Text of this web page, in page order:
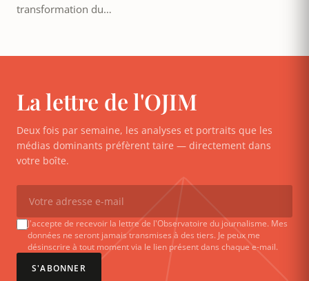
transformation du…
La lettre de l'OJIM
Deux fois par semaine, les analyses et portraits que les
médias dominants préfèrent taire — directement dans
votre boîte.
J'accepte de recevoir la lettre de l'Observatoire du journalisme. Mes
données ne seront jamais transmises à des tiers. Je peux me
désinscrire à tout moment via le lien présent dans chaque e-mail.
S'ABONNER